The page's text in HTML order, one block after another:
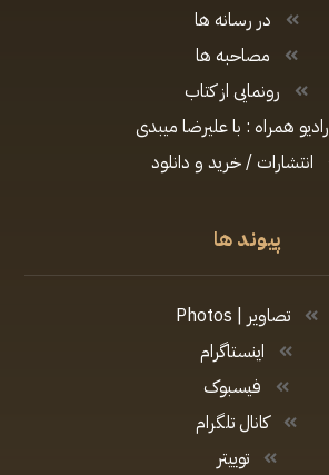
در رسانه ها
مصاحبه ها
رونمایی از کتاب
رادیو همراه : با علیرضا میبدی
انتشارات / خرید و دانلود
پیوند ها
تصاویر | Photos
اینستاگرام
فیسبوک
کانال تلگرام
توییتر